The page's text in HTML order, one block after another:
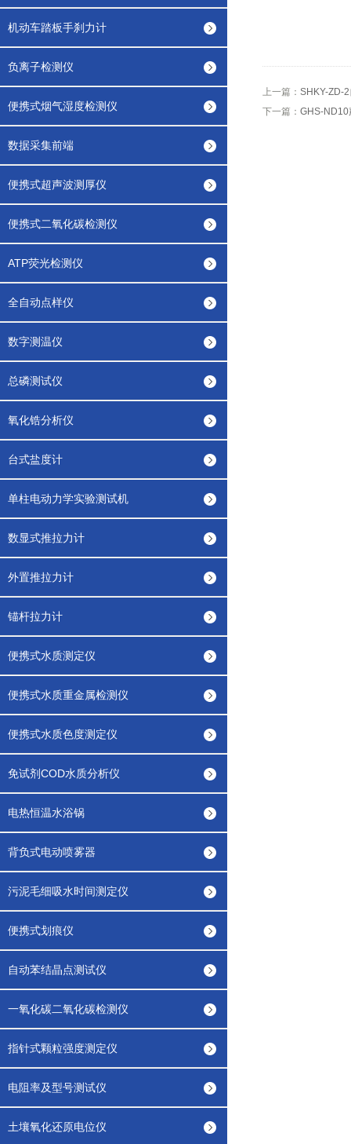
机动车踏板手刹力计
负离子检测仪
便携式烟气湿度检测仪
数据采集前端
便携式超声波测厚仪
便携式二氧化碳检测仪
ATP荧光检测仪
全自动点样仪
数字测温仪
总磷测试仪
氧化锆分析仪
台式盐度计
单柱电动力学实验测试机
数显式推拉力计
外置推拉力计
锚杆拉力计
便携式水质测定仪
便携式水质重金属检测仪
便携式水质色度测定仪
免试剂COD水质分析仪
电热恒温水浴锅
背负式电动喷雾器
污泥毛细吸水时间测定仪
便携式划痕仪
自动苯结晶点测试仪
一氧化碳二氧化碳检测仪
指针式颗粒强度测定仪
电阻率及型号测试仪
土壤氧化还原电位仪
上一篇： SHKY-ZD-
下一篇： GHS-ND10